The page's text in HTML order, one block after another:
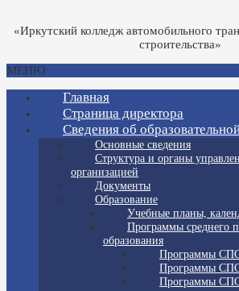
«Иркутский колледж автомобильного
строительства»
МЕНЮ
Главная
Страница директора
Сведения об
Основные сведения
Структура и органы
организацией
Документы
Образование
Учебные планы,
Программы среднего
образования
Программы
Программы
Программы